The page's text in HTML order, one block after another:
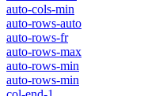
auto-cols-min
auto-rows-auto
auto-rows-fr
auto-rows-max
auto-rows-min
auto-rows-min